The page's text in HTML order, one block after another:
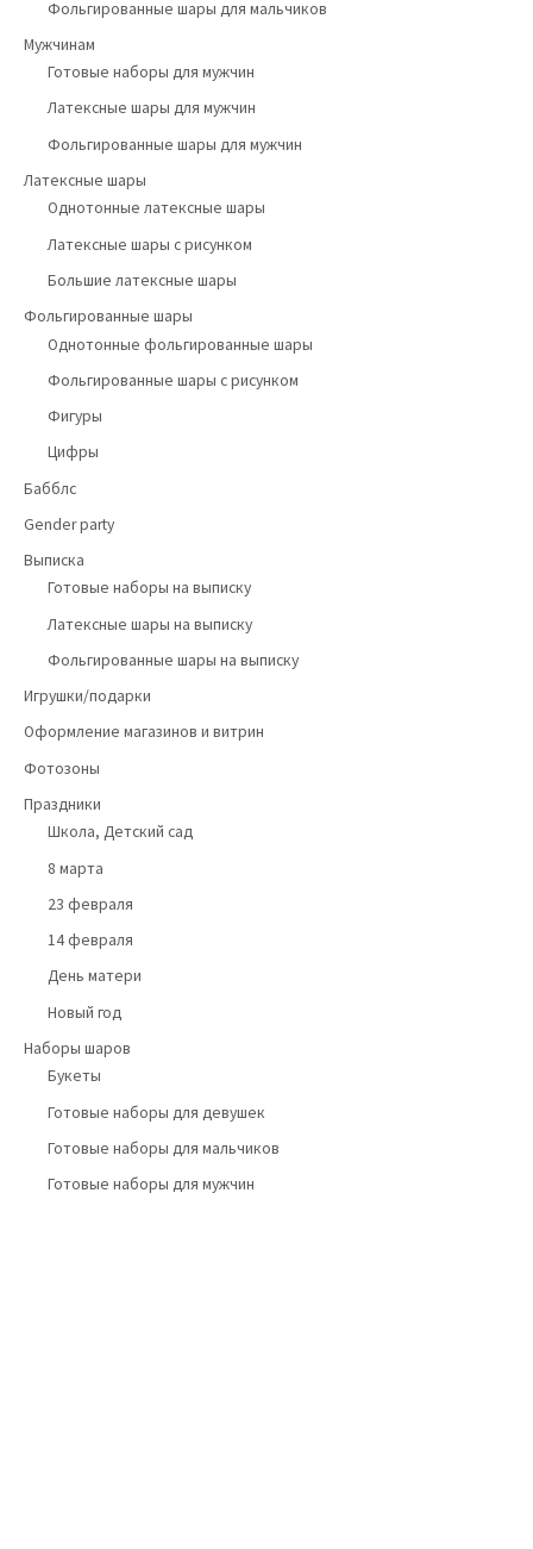
Фольгированные шары для мальчиков
Мужчинам
Готовые наборы для мужчин
Латексные шары для мужчин
Фольгированные шары для мужчин
Латексные шары
Однотонные латексные шары
Латексные шары с рисунком
Большие латексные шары
Фольгированные шары
Однотонные фольгированные шары
Фольгированные шары с рисунком
Фигуры
Цифры
Бабблс
Gender party
Выписка
Готовые наборы на выписку
Латексные шары на выписку
Фольгированные шары на выписку
Игрушки/подарки
Оформление магазинов и витрин
Фотозоны
Праздники
Школа, Детский сад
8 марта
23 февраля
14 февраля
День матери
Новый год
Наборы шаров
Букеты
Готовые наборы для девушек
Готовые наборы для мальчиков
Готовые наборы для мужчин